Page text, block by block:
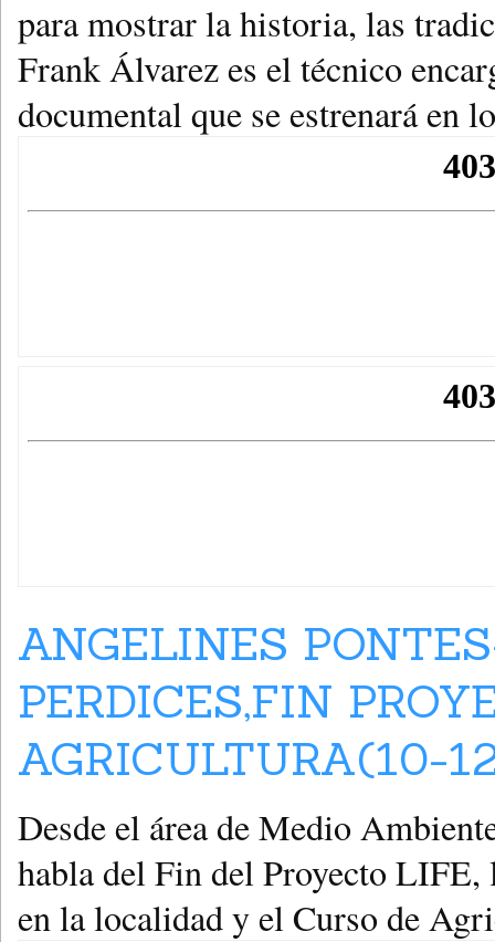
para mostrar la historia, las
Frank Álvarez es el técnico
documental que se estrenará en
ANGELINES
PERDICES,FIN
AGRICULTURA(10-
Desde el área de Medio
habla del Fin del Proyecto LIFE,
en la localidad y el Curso de